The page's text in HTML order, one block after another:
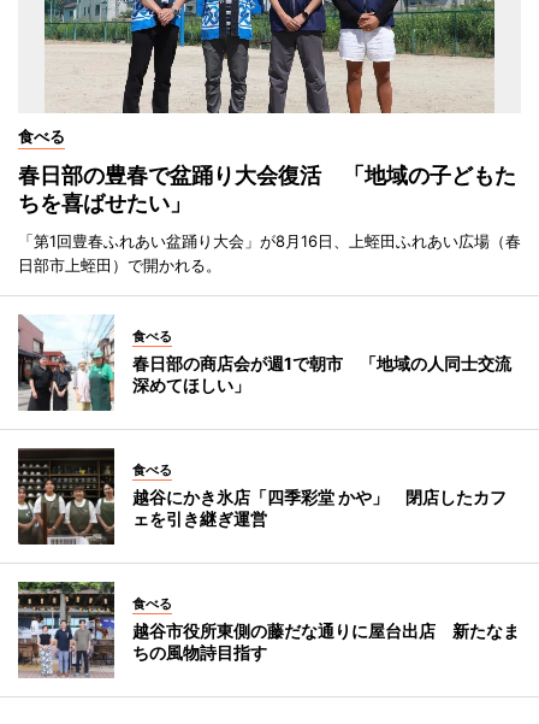
食べる
春日部の豊春で盆踊り大会復活 「地域の子どもた
ちを喜ばせたい」
「第1回豊春ふれあい盆踊り大会」が8月16日、上蛭田ふれあい広場（春
日部市上蛭田）で開かれる。
食べる
春日部の商店会が週1で朝市 「地域の人同士交流
深めてほしい」
食べる
越谷にかき氷店「四季彩堂 かや」 閉店したカフ
ェを引き継ぎ運営
食べる
越谷市役所東側の藤だな通りに屋台出店 新たなま
ちの風物詩目指す